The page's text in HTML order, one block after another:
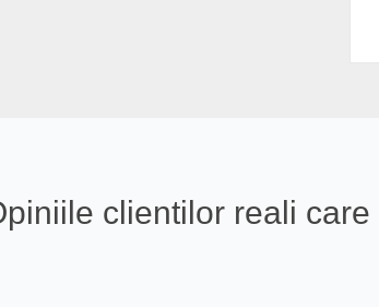
clientilor reali